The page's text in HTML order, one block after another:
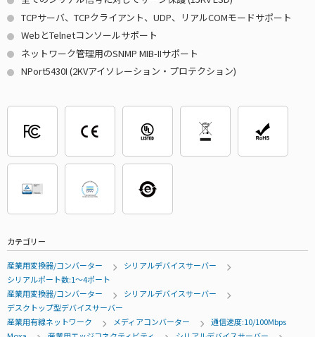
TCPサーバ、TCPクライアント、UDP、リアルCOMモードサポート
WebとTelnetコンソールサポート
ネットワーク管理用のSNMP MIB-IIサポート
NPort5430I (2KVアイソレーション・プロテクション)
カテゴリー
産業用変換器/コンバーター
シリアルデバイスサーバー
シリアルポート数:1～4ポート
産業用変換器/コンバーター
シリアルデバイスサーバー
デスクトップ型デバイスサーバー
産業用有線ネットワーク
メディアコンバーター
通信速度:10/100Mbps